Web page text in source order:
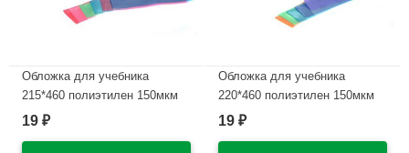
Обложка для учебника
215*460 полиэтилен 150мкм
универсальные М арт У 215
19 ₽
Обложка для учебника
220*460 полиэтилен 150мкм
универсальнаяМ арт У 22
19 ₽